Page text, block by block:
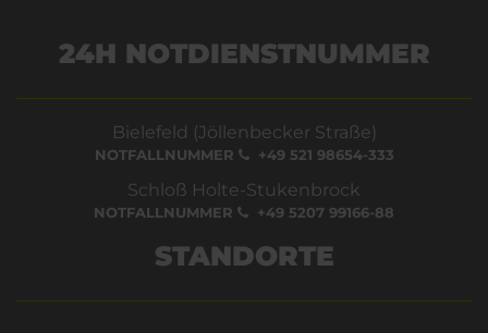
24H NOTDIENSTNUMMER
Bielefeld (Jöllenbecker Straße)
NOTFALLNUMMER +49 521 98654-333
Schloß Holte-Stukenbrock
NOTFALLNUMMER +49 5207 99166-88
STANDORTE